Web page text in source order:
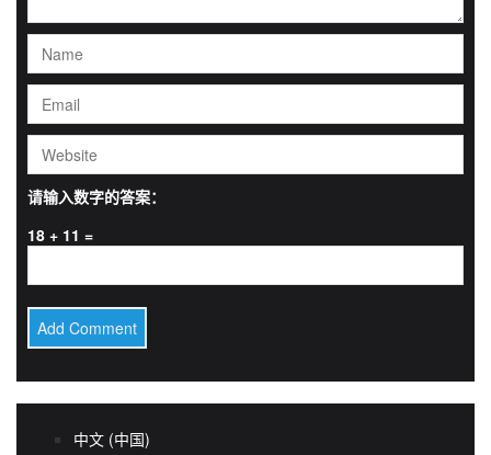
请输入数字的答案：
18 + 11 =
中文 (中国)